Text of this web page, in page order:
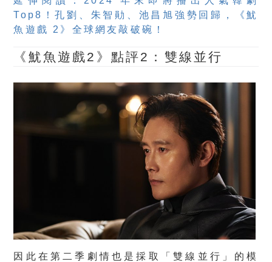
Top8！孔劉、朱智勛、池昌旭強勢回歸，《魷
魚遊戲 2》全球網友敲破碗！
《魷魚遊戲2》點評2：雙線並行
因此在第二季劇情也是採取「雙線並行」的模